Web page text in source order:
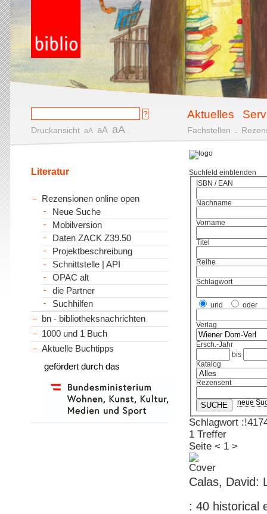
Aktuelles
Druckansicht aA aA aA Fachstellen
Suchfeld einblenden
ISBN / EAN
Nachname
Vorname
Titel
Reihe
Schlagwort
und oder
Verlag
Ersch.-Jahr
bis
Katalog
Rezensent
neue
Schlagwort
1 Treffer
Seite < 1 >
Calas, David:
: 40 historical
Literatur
Rezensionen online open
Neue Suche
Mobilversion
Daten ZACK Z39.50
Projektbeschreibung
Schnittstelle | API
OPAC alt
die Partner
Suchhilfen
bn - bibliotheksnachrichten
1000 und 1 Buch
Aktuelle Buchtipps
gefördert durch das